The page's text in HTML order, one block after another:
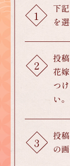
1
下
を
2
投
花
つ
い。
3
投
の